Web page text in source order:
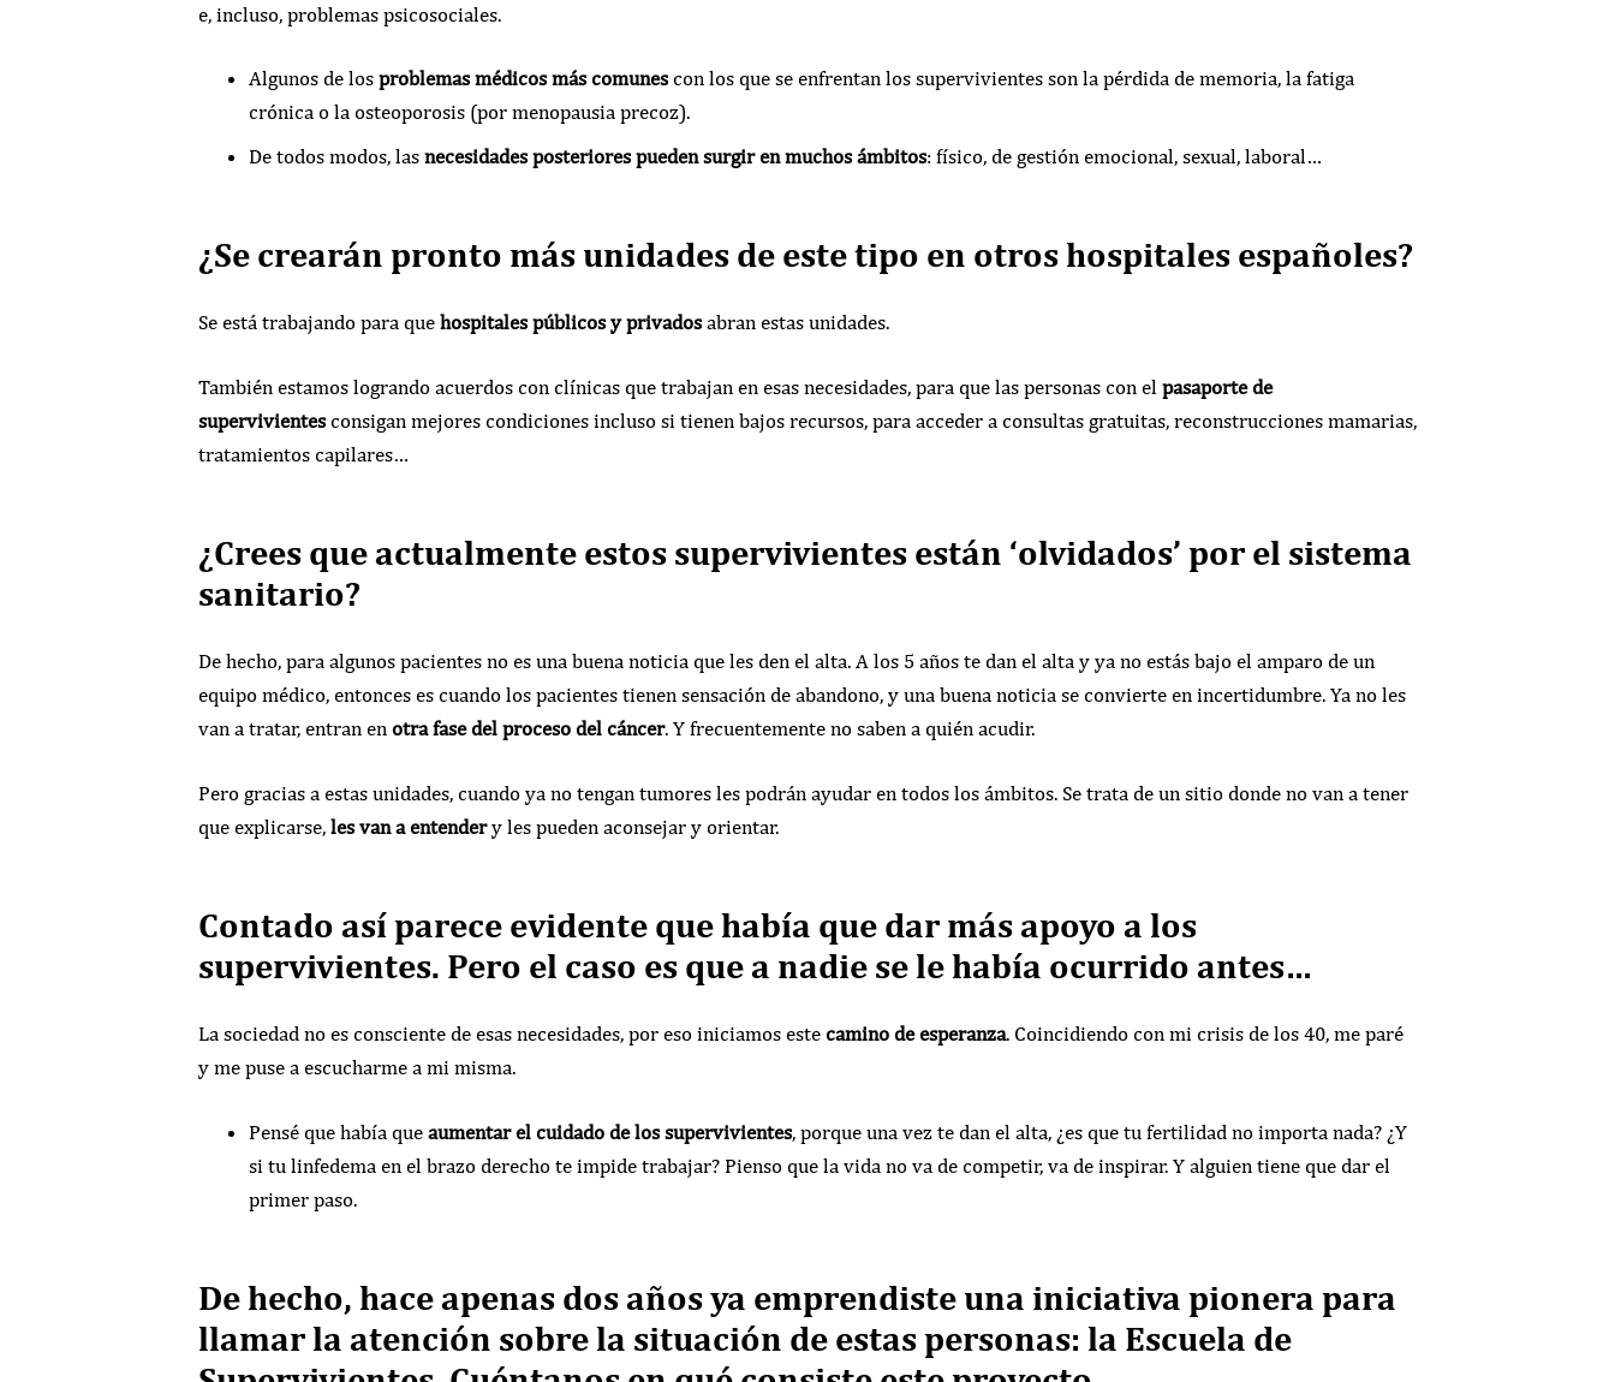
e, incluso, problemas psicosociales.
Algunos de los problemas médicos más comunescon los que se enfrentan los supervivientes son la pérdida de memoria, la fatiga
crónica o la osteoporosis (por menopausia precoz).
De todos modos, las necesidades posteriores pueden surgir en muchos ámbitos: físico, de gestión emocional, sexual, laboral…
¿Se crearán pronto más unidades de este tipo en otros hospitales españoles?
Se está trabajando para que hospitales públicos y privadosabran estas unidades.
También estamos logrando acuerdos con clínicas que trabajan en esas necesidades, para que las personas con el pasaporte de
supervivientes consigan mejores condiciones incluso si tienen bajos recursos, para acceder a consultas gratuitas, reconstrucciones mamarias,
tratamientos capilares…
¿Crees que actualmente estos supervivientes están ‘olvidados’ por el sistema
sanitario?
De hecho, para algunos pacientes no es una buena noticia que les den el alta. A los 5 años te dan el alta y ya no estás bajo el amparo de un
equipo médico, entonces es cuando los pacientes tienen sensación de abandono, y una buena noticia se convierte en incertidumbre. Ya no les
van a tratar, entran en otra fase del proceso del cáncer. Y frecuentemente no saben a quién acudir.
Pero gracias a estas unidades, cuando ya no tengan tumores les podrán ayudar en todos los ámbitos. Se trata de un sitio donde no van a tener
que explicarse, les van a entendery les pueden aconsejar y orientar.
Contado así parece evidente que había que dar más apoyo a los
supervivientes. Pero el caso es que a nadie se le había ocurrido antes…
La sociedad no es consciente de esas necesidades, por eso iniciamos este camino de esperanza. Coincidiendo con mi crisis de los 40, me paré
y me puse a escucharme a mi misma.
Pensé que había que aumentar el cuidado de los supervivientes, porque una vez te dan el alta, ¿es que tu fertilidad no importa nada? ¿Y
si tu linfedema en el brazo derecho te impide trabajar? Pienso que la vida no va de competir, va de inspirar. Y alguien tiene que dar el
primer paso.
De hecho, hace apenas dos años ya emprendiste una iniciativa pionera para
llamar la atención sobre la situación de estas personas: la Escuela de